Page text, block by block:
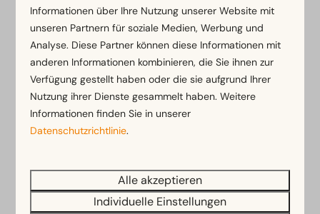
Campingurlaub bei EuroParcs
Informationen über Ihre Nutzung unserer Website mit
unseren Partnern für soziale Medien, Werbung und
Analyse. Diese Partner können diese Informationen mit
anderen Informationen kombinieren, die Sie ihnen zur
Verfügung gestellt haben oder die sie aufgrund Ihrer
Nutzung ihrer Dienste gesammelt haben. Weitere
Informationen finden Sie in unserer
Datenschutzrichtlinie.
Alle akzeptieren
Individuelle Einstellungen